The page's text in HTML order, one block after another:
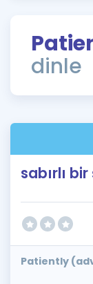
Rehberlik
ÖSYM
İngilizce
dinle
sabırlı
Patiently